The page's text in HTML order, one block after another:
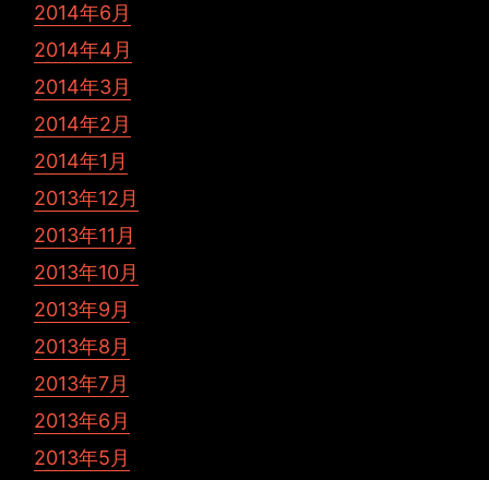
2014年6月
2014年4月
2014年3月
2014年2月
2014年1月
2013年12月
2013年11月
2013年10月
2013年9月
2013年8月
2013年7月
2013年6月
2013年5月